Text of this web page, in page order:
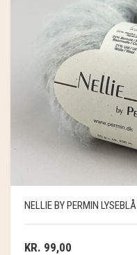
NELLIE BY PERMIN LYSEBLÅ
KR. 99,00